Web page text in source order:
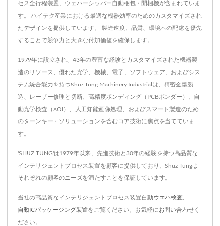
セス全行程装置、ウェハーシッパー自動梱包・開梱機が含まれていま
す。 ハイテク産業における最適な機器効率のためのカスタマイズされ
たデザインを提供しています。 製造速度、品質、環境への配慮を優先
することで競争力と大きな付加価値を確保します。
1979年に設立され、43年の豊富な経験とカスタマイズされた機器製
造のリソース、優れた光学、機械、電子、ソフトウェア、およびシス
テム統合能力を持つShuz Tung Machinery Industrialは、精密金型製
造、レーザー修理と切断、高精度ボンディング（PCBボンダー）、自
動光学検査（AOI）、人工知能画像処理、およびスマート製造のため
のターンキー・ソリューションを含むコア技術に焦点を当てていま
す。
'SHUZ TUNG'は1979年以来、先進技術と30年の経験を持つ高品質な
インテリジェントプロセス装置を顧客に提供しており、Shuz Tungは
それぞれの顧客のニーズを満たすことを保証しています。
当社の高品質なインテリジェントプロセス装置自動ウエハ検査
自動ICパッケージング装置をご覧ください。お気軽にお問い合わせ く
ださい。